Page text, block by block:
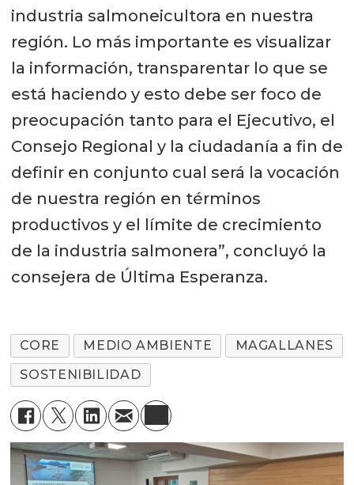
industria salmoneicultora en nuestra
región. Lo más importante es visualizar
la información, transparentar lo que se
está haciendo y esto debe ser foco de
preocupación tanto para el Ejecutivo, el
Consejo Regional y la ciudadanía a fin de
definir en conjunto cual será la vocación
de nuestra región en términos
productivos y el límite de crecimiento
de la industria salmonera”, concluyó la
consejera de Última Esperanza.
CORE MEDIO AMBIENTE
MAGALLANES
SOSTENIBILIDAD